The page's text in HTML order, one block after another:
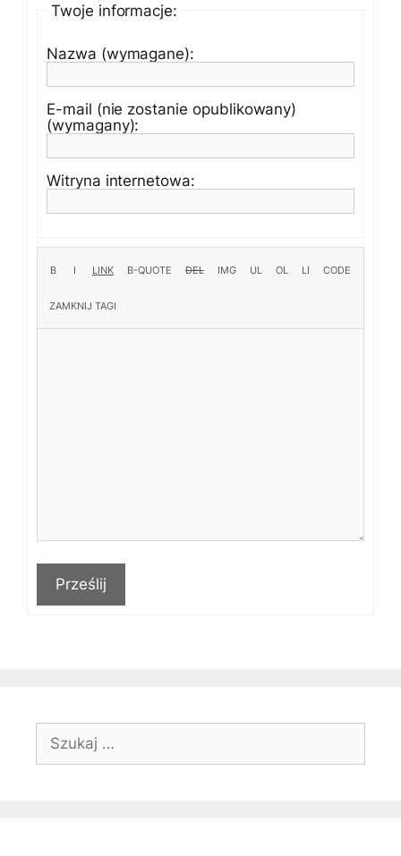
Twoje informacje:
Nazwa (wymagane):
E-mail (nie zostanie opublikowany)
(wymagany):
Witryna internetowa:
Prześlij
Szukaj: